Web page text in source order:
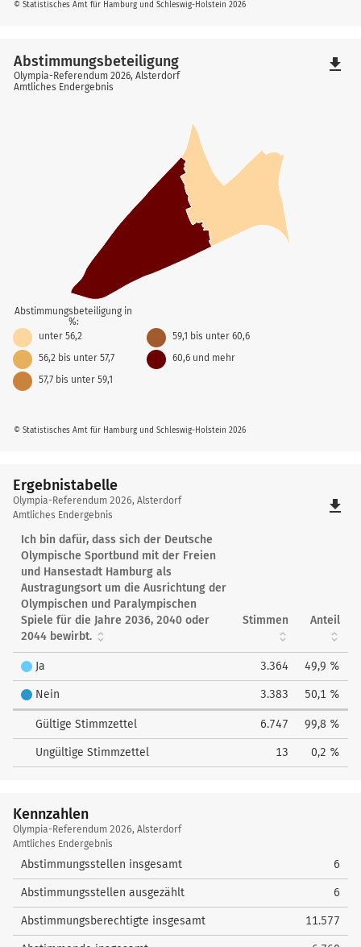
© Statistisches Amt für Hamburg und Schleswig-Holstein 2026
© Statistisches Amt für Hamburg und Schleswig-Holstein 2026
Abstimmungsbeteiligung
Olympia-Referendum 2026, Alsterdorf
Amtliches Endergebnis
Abstimmungsbeteiligung in
%:
unter 56,2
56,2 bis unter 57,7
57,7 bis unter 59,1
59,1 bis unter 60,6
60,6 und mehr
file_download
Ergebnistabelle
Ergebnistabelle
Olympia-Referendum 2026, Alsterdorf
Amtliches Endergebnis
file_download
Ich bin dafür, dass sich der Deutsche
Olympische Sportbund mit der Freien
und Hansestadt Hamburg als
Austragungsort um die Ausrichtung der
Olympischen und Paralympischen
Spiele für die Jahre 2036, 2040 oder
2044 bewirbt.
Stimmen Anteil
Ja 3.364 49,9 %
Nein 3.383 50,1 %
Gültige Stimmzettel 6.747 99,8 %
Ungültige Stimmzettel 13 0,2 %
Kennzahlen
Kennzahlen
Olympia-Referendum 2026, Alsterdorf
Amtliches Endergebnis
Abstimmungsstellen insgesamt 6
Abstimmungsstellen ausgezählt 6
Abstimmungsberechtigte insgesamt 11.577